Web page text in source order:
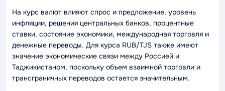
На курс валют влияют спрос и предложение, уровень
инфляции, решения центральных банков, процентные
ставки, состояние экономики, международная торговля и
денежные переводы. Для курса RUB/TJS также имеют
значение экономические связи между Россией и
Таджикистаном, поскольку объем взаимной торговли и
трансграничных переводов остается значительным.